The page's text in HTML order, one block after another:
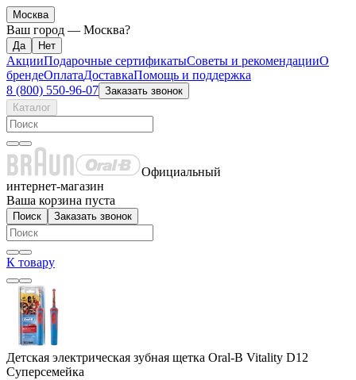
Москва
Ваш город — Москва?
АкцииПодарочные сертификатыСоветы и рекомендацииО
брендеОплатаДоставкаПомощь и поддержка
8 (800) 550-96-07 Заказать звонок
Каталог
Официальный
интернет-магазин
Ваша корзина пуста
Поиск Заказать звонок
К товару
Детская электрическая зубная щетка Oral-B Vitality D12
Суперсемейка